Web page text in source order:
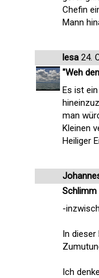
Chefin
Mann
lesa 24.
"Weh
Es ist
man
Kleinen
Heiliger
Schlimm
-
In
Ich